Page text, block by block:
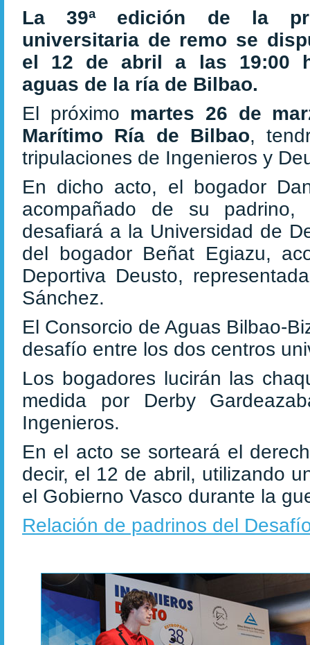
La 39ª edición de la
universitaria de remo se
el 12 de abril a las 19:00
aguas de la ría de Bilbao.
El próximo martes 26 de
Marítimo Ría de Bilbao,
tripulaciones de Ingenieros y
En dicho acto, el bogador
acompañado de su
desafiará a la Universidad de
del bogador Beñat Egiazu,
Deportiva Deusto,
Sánchez.
El Consorcio de Aguas Bilbao-
desafío entre los dos centros
Los bogadores lucirán las
medida por Derby
Ingenieros.
En el acto se sorteará el
decir, el 12 de abril, utilizando
el Gobierno Vasco durante la
Relación de padrinos del